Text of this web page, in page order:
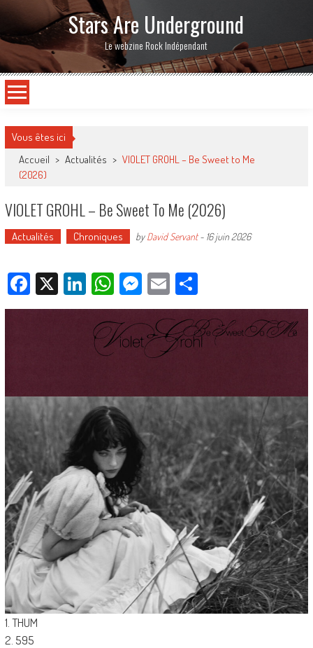
Stars Are Underground
Le webzine Rock Indépendant
Vous êtes ici
Accueil > Actualités > VIOLET GROHL – Be Sweet to Me
(2026)
VIOLET GROHL – Be Sweet To Me (2026)
Actualités Chroniques byDavid Servant- 16 juin 2026
Facebook
X LinkedIn
WhatsApp
Messenger
EmailPartager
1. THUM
2. 595